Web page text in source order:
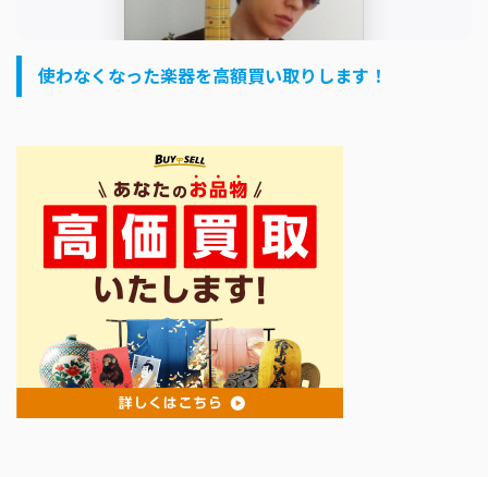
使わなくなった楽器を高額買い取りします！